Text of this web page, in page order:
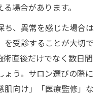
場合があります。
ち、異常を感じた場合は
を受診することが大切で
直後だけでなく数日間
ょう。サロン選びの際に
肌向け」「医療監修」な